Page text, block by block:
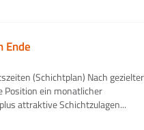
Ende
(Schichtplan) Nach gezielter
Position ein monatlicher
attraktive Schichtzulagen...